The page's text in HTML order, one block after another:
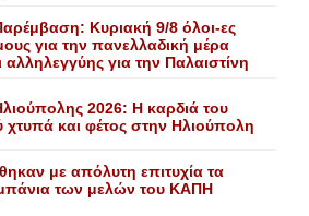
Κυριακή 9/8 όλοι-ες
για την πανελλαδική μέρα
για την Παλαιστίνη
2026: Η καρδιά του
χτυπά και φέτος στην Ηλιούπολη
με απόλυτη επιτυχία τα
των μελών του KAΠH